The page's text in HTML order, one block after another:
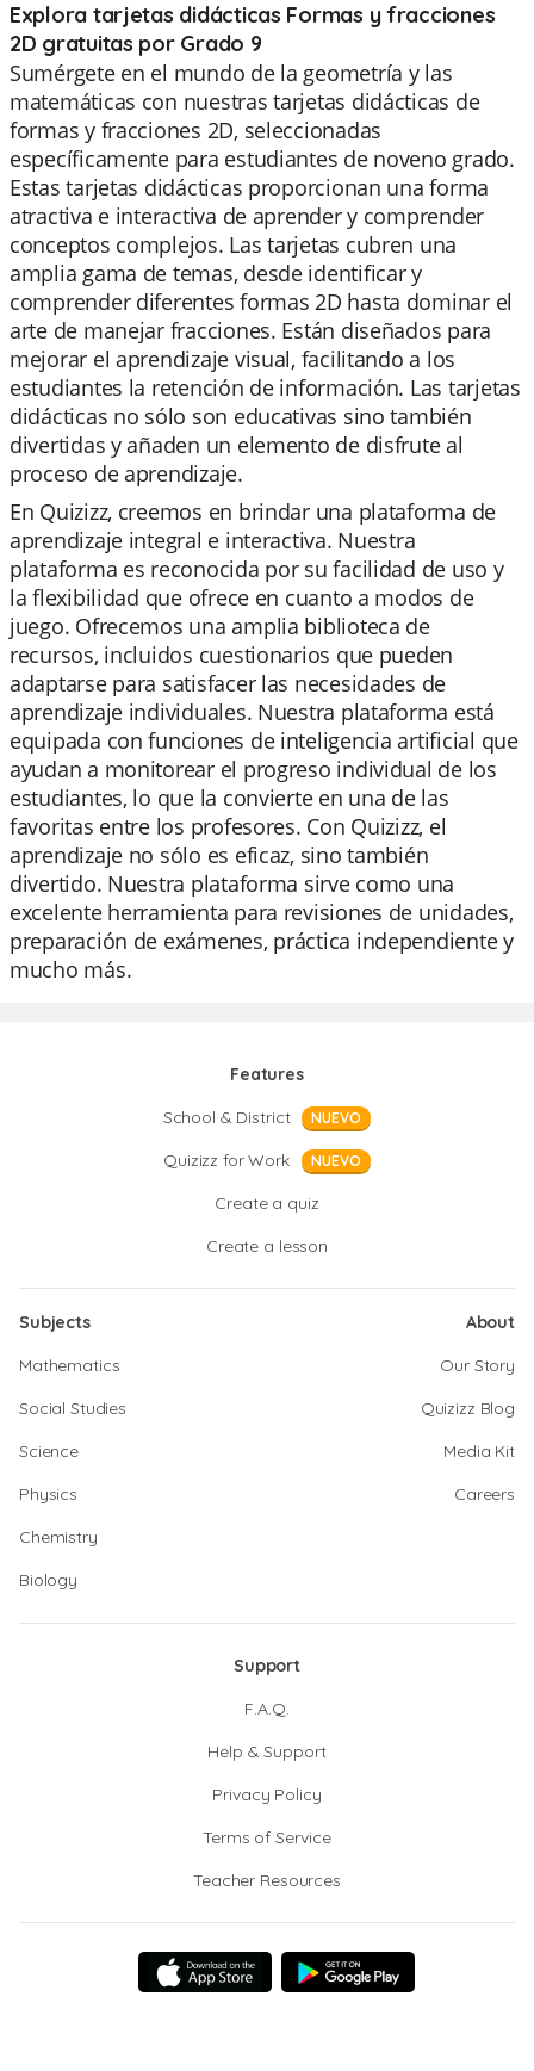
Explora tarjetas didácticas Formas y fracciones
2D gratuitas por Grado 9
Sumérgete en el mundo de la geometría y las
matemáticas con nuestras tarjetas didácticas de
formas y fracciones 2D, seleccionadas
específicamente para estudiantes de noveno grado.
Estas tarjetas didácticas proporcionan una forma
atractiva e interactiva de aprender y comprender
conceptos complejos. Las tarjetas cubren una
amplia gama de temas, desde identificar y
comprender diferentes formas 2D hasta dominar el
arte de manejar fracciones. Están diseñados para
mejorar el aprendizaje visual, facilitando a los
estudiantes la retención de información. Las tarjetas
didácticas no sólo son educativas sino también
divertidas y añaden un elemento de disfrute al
proceso de aprendizaje.
En Quizizz, creemos en brindar una plataforma de
aprendizaje integral e interactiva. Nuestra
plataforma es reconocida por su facilidad de uso y
la flexibilidad que ofrece en cuanto a modos de
juego. Ofrecemos una amplia biblioteca de
recursos, incluidos cuestionarios que pueden
adaptarse para satisfacer las necesidades de
aprendizaje individuales. Nuestra plataforma está
equipada con funciones de inteligencia artificial que
ayudan a monitorear el progreso individual de los
estudiantes, lo que la convierte en una de las
favoritas entre los profesores. Con Quizizz, el
aprendizaje no sólo es eficaz, sino también
divertido. Nuestra plataforma sirve como una
excelente herramienta para revisiones de unidades,
preparación de exámenes, práctica independiente y
mucho más.
Features
School & District
NUEVO
Quizizz for Work NUEVO
Create a quiz
Create a lesson
Subjects
Mathematics
Social Studies
Science
Physics
Chemistry
Biology
About
Our Story
Quizizz Blog
Media Kit
Careers
Support
F.A.Q.
Help & Support
Privacy Policy
Terms of Service
Teacher Resources